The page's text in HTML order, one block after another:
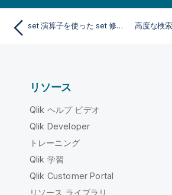
set 演算子を使った set 修飾子
リソース
Qlik ヘルプ ビデオ
Qlik Developer
トレーニング
Qlik 学習
Qlik Customer Portal
リソース ライブラリ